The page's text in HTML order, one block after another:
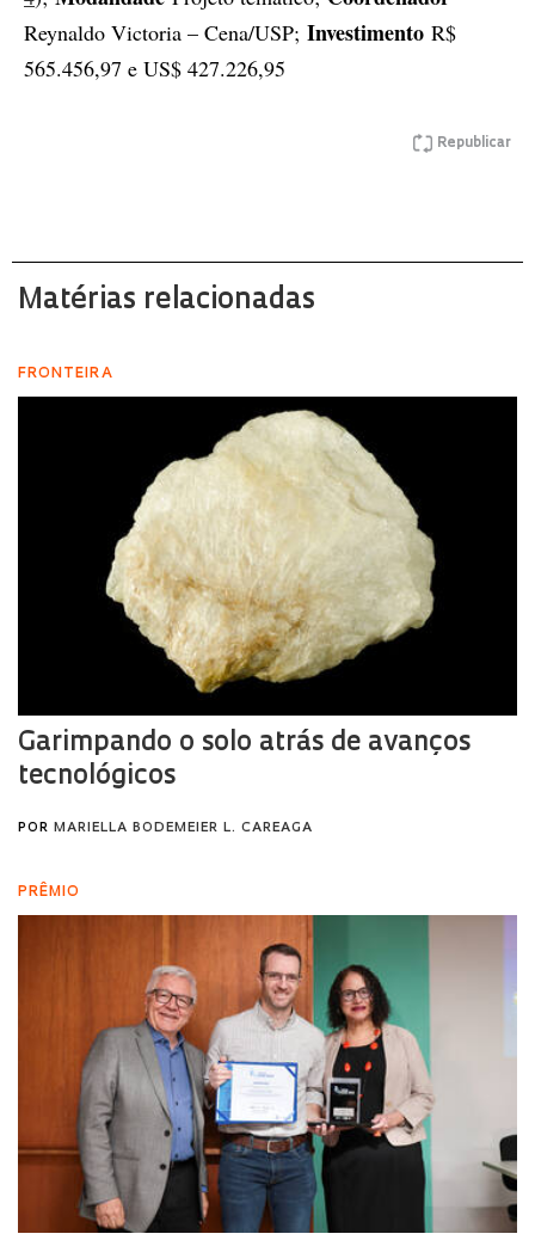
Reynaldo Victoria – Cena/USP; Investimento R$
565.456,97 e US$ 427.226,95
Republicar